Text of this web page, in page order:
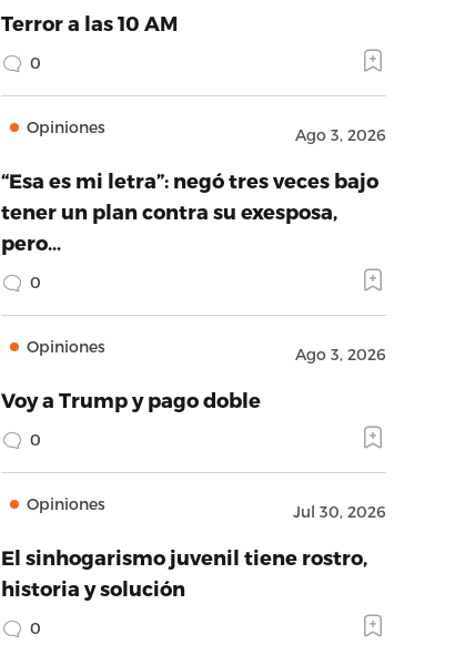
Terror a las 10 AM
0
Opiniones Ago 3, 2026
“Esa es mi letra”: negó tres veces bajo
tener un plan contra su exesposa,
pero…
0
Opiniones Ago 3, 2026
Voy a Trump y pago doble
0
Opiniones Jul 30, 2026
El sinhogarismo juvenil tiene rostro,
historia y solución
0